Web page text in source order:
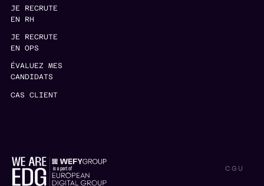
JE RECRUTE
EN RH
JE RECRUTE
EN OPS
ÉVALUEZ MES
CANDIDATS
CAS CLIENT
CGU